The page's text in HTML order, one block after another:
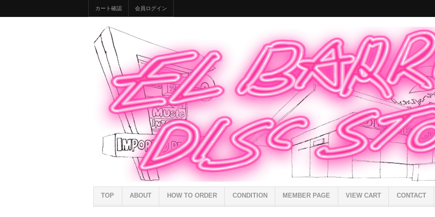
カート確認 会員ログイン
TOP ABOUT HOW TO ORDER CONDITION MEMBER PAGE VIEW CART CONTACT